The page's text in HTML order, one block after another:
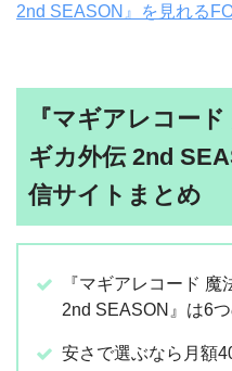
2nd SEASON』を見れる
『マギアレコー
ギカ外伝 2nd
信サイトまとめ
『マギアレコード
2nd SEASON』は6
安さで選ぶなら月額